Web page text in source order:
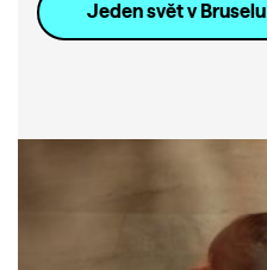
Jeden svět v Bruselu